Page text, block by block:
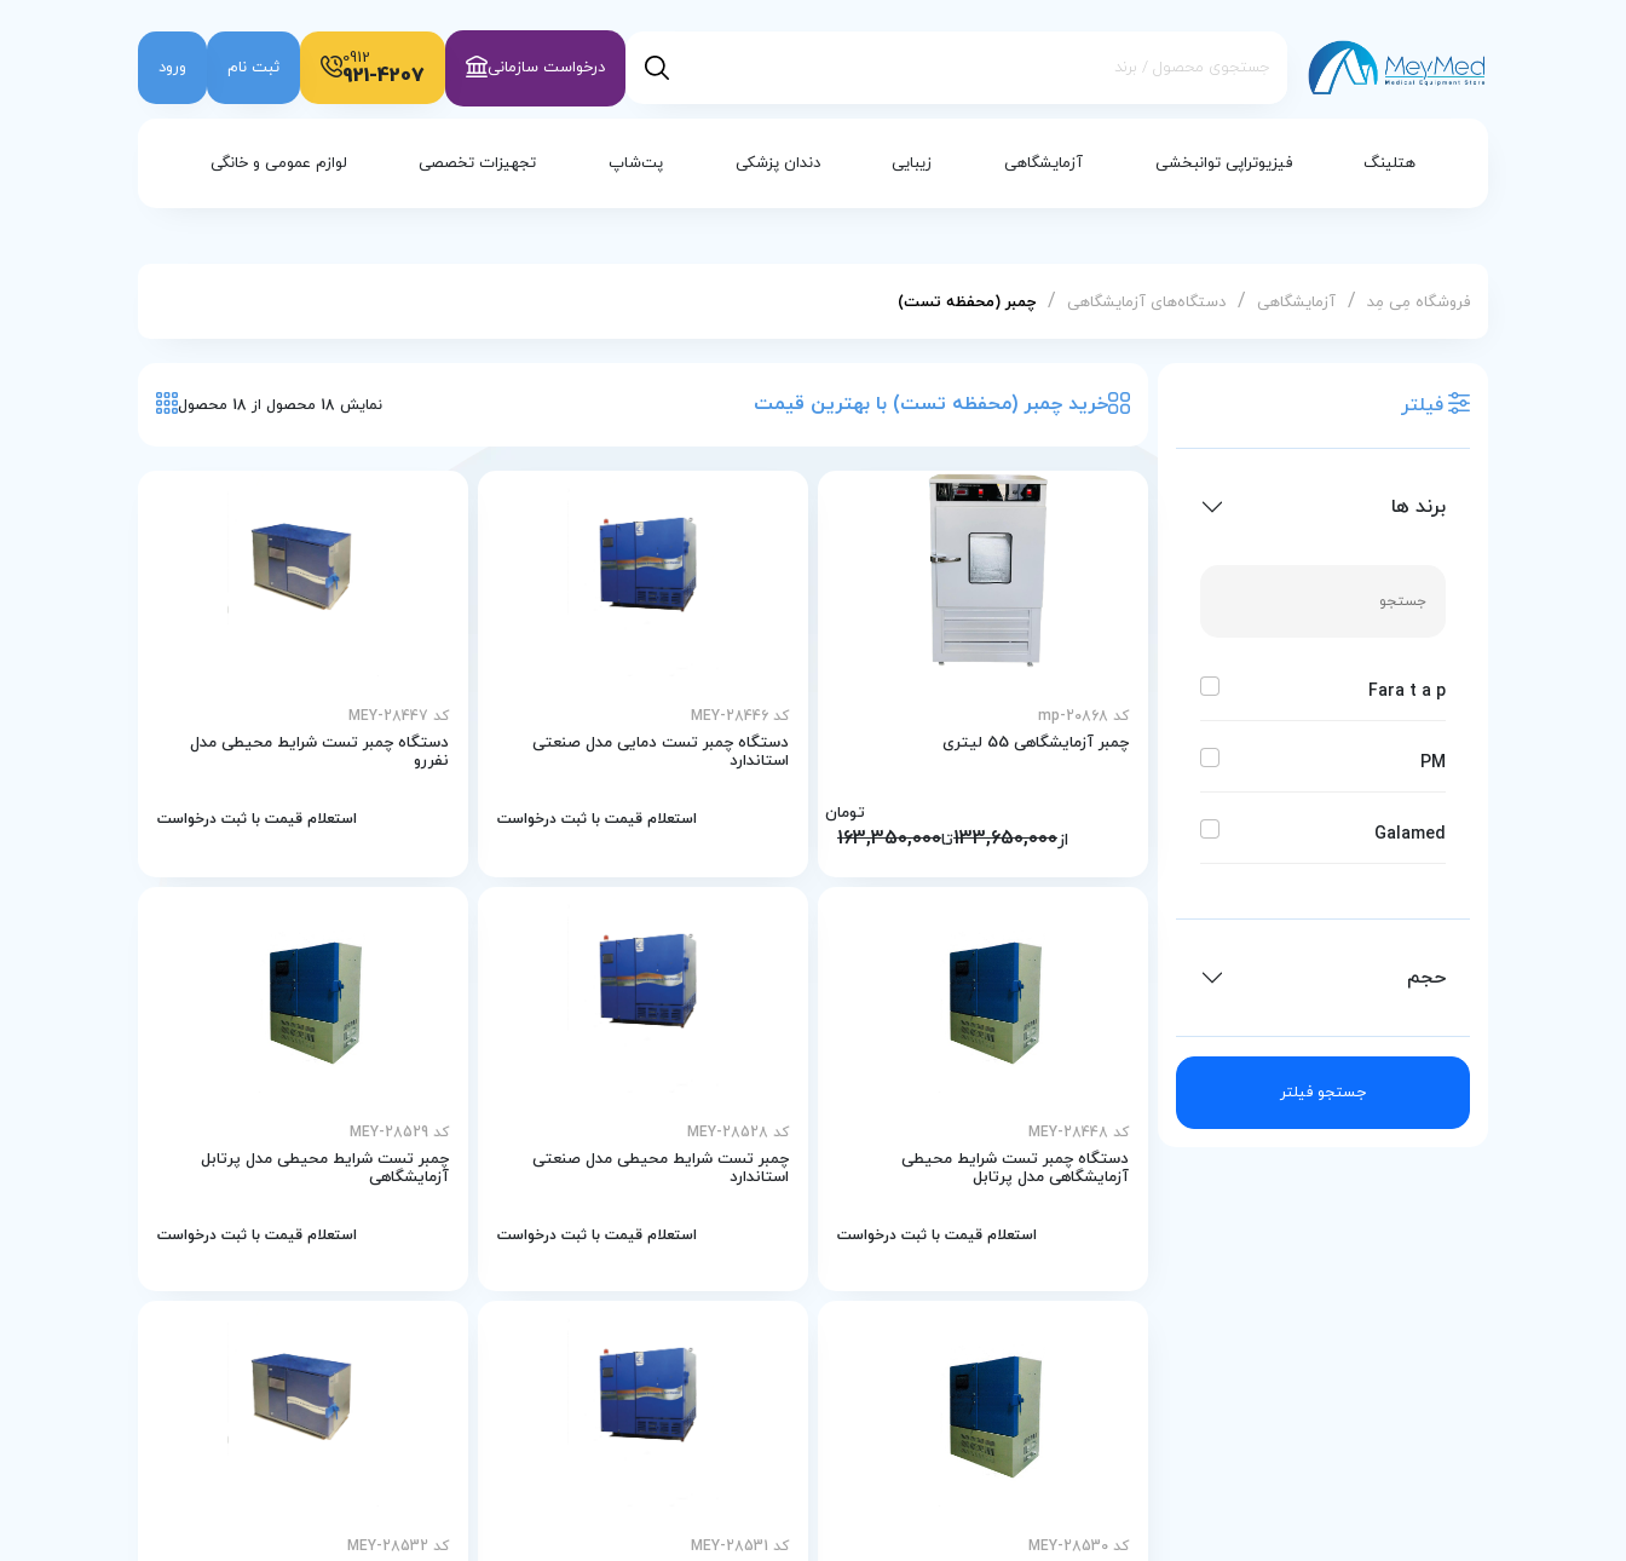
درخواست سازمانی 0912
921-4207 ثبت نام ورود
هتلینگ فیزیوتراپی توانبخشی آزمایشگاهی زیبایی دندان پزشکی پت‌شاپ تجهیزات تخصصی لوازم عمومی و خانگی
فروشگاه مِی مِد / آزمایشگاهی / دستگاه‌های آزمایشگاهی / چمبر (محفظه تست)
فیلتر
برند ها
Fara t a p
PM
Galamed
حجم
جستجو فیلتر
خرید چمبر (محفظه تست) با بهترین قیمت نمایش 18 محصول از 18 محصول
کد mp-20868
چمبر آزمایشگاهی 55 لیتری
از133,650,000تا163,350,000
تومان
کد MEY-28446
دستگاه چمبر تست دمایی مدل صنعتی
استاندارد
استعلام قیمت با ثبت درخواست
کد MEY-28447
دستگاه چمبر تست شرایط محیطی مدل
نفررو
استعلام قیمت با ثبت درخواست
کد MEY-28448
دستگاه چمبر تست شرایط محیطی
آزمایشگاهی مدل پرتابل
استعلام قیمت با ثبت درخواست
کد MEY-28528
چمبر تست شرایط محیطی مدل صنعتی
استاندارد
استعلام قیمت با ثبت درخواست
کد MEY-28529
چمبر تست شرایط محیطی مدل پرتابل
آزمایشگاهی
استعلام قیمت با ثبت درخواست
کد MEY-28530 کد MEY-28531 کد MEY-28532